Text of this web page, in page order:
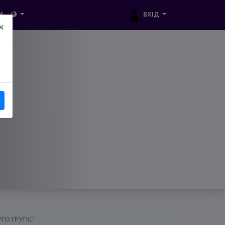
ВХІД
ГРУПС"